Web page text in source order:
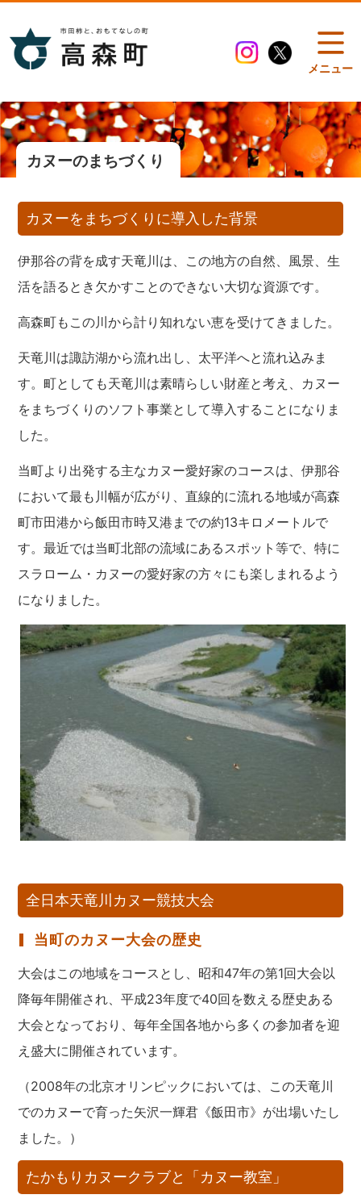
メニュー
カヌーのまちづくり
カヌーをまちづくりに導入した背景
伊那谷の背を成す天竜川は、この地方の自然、風景、生
活を語るとき欠かすことのできない大切な資源です。
高森町もこの川から計り知れない恵を受けてきました。
天竜川は諏訪湖から流れ出し、太平洋へと流れ込みま
す。町としても天竜川は素晴らしい財産と考え、カヌー
をまちづくりのソフト事業として導入することになりま
した。
当町より出発する主なカヌー愛好家のコースは、伊那谷
において最も川幅が広がり、直線的に流れる地域が高森
町市田港から飯田市時又港までの約13キロメートルで
す。最近では当町北部の流域にあるスポット等で、特に
スラローム・カヌーの愛好家の方々にも楽しまれるよう
になりました。
全日本天竜川カヌー競技大会
当町のカヌー大会の歴史
大会はこの地域をコースとし、昭和47年の第1回大会以
降毎年開催され、平成23年度で40回を数える歴史ある
大会となっており、毎年全国各地から多くの参加者を迎
え盛大に開催されています。
（2008年の北京オリンピックにおいては、この天竜川
でのカヌーで育った矢沢一輝君《飯田市》が出場いたし
ました。）
たかもりカヌークラブと「カヌー教室」